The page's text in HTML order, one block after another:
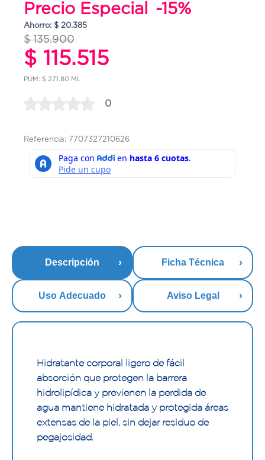
Precio Especial -15%
Ahorro: $ 20.385
$ 135.900
$ 115.515
PUM: $ 271.80 ML
0
Referencia: 7707327210626
Descripción Ficha Técnica
Uso Adecuado Aviso Legal
Hidratante corporal ligero de fácil
absorción que protegen la barrera
hidrolipídica y previenen la perdida de
agua mantiene hidratada y protegida áreas
extensas de la piel, sin dejar residuo de
pegajosidad.